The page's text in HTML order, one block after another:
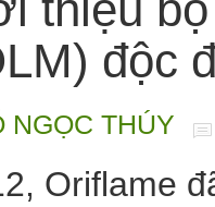
độc
NGỌC THÚY
Oriflame